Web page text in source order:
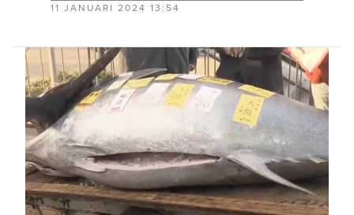
11 JANUARI 2024 13:54